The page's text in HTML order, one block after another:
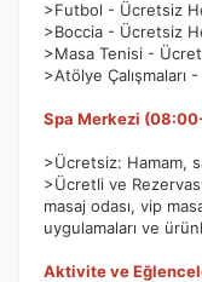
>Futbol - Ücretsiz
>Boccia - Ücretsiz
>Masa Tenisi -
>Atölye
Spa Merkezi
>Ücretsiz: Hamam,
>Ücretli ve
masaj odası, vip
uygulamaları ve
Aktivite ve